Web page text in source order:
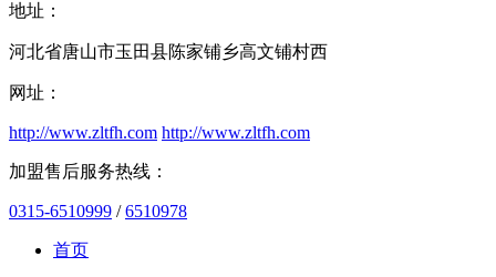
地址：
河北省唐山市玉田县陈家铺乡高文铺村西
网址：
http://www.zltfh.com http://www.zltfh.com
加盟售后服务热线：
0315-6510999 /6510978
首页